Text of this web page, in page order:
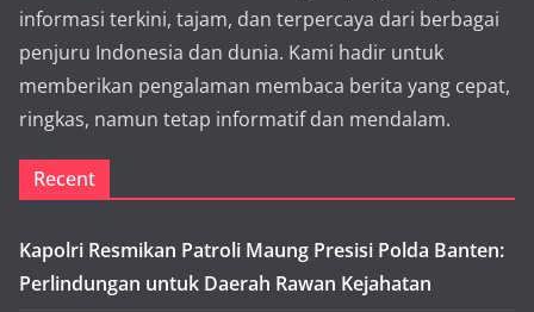
informasi terkini, tajam, dan terpercaya dari berbagai
penjuru Indonesia dan dunia. Kami hadir untuk
memberikan pengalaman membaca berita yang cepat,
ringkas, namun tetap informatif dan mendalam.
Recent
Kapolri Resmikan Patroli Maung Presisi Polda Banten:
Perlindungan untuk Daerah Rawan Kejahatan